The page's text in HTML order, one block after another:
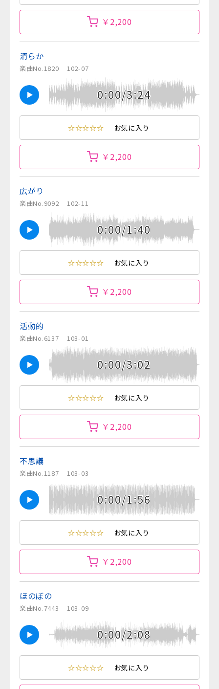
￥2,200
清らか
楽曲No.1820 102-07
0:00/3:24
☆☆☆☆☆ お気に入り
￥2,200
広がり
楽曲No.9092 102-11
0:00/1:40
☆☆☆☆☆ お気に入り
￥2,200
活動的
楽曲No.6137 103-01
0:00/3:02
☆☆☆☆☆ お気に入り
￥2,200
不思議
楽曲No.1187 103-03
0:00/1:56
☆☆☆☆☆ お気に入り
￥2,200
ほのぼの
楽曲No.7443 103-09
0:00/2:08
☆☆☆☆☆ お気に入り